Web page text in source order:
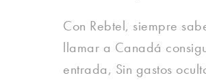
Con Rebtel, siempre
llamar a Canadá
entrada, Sin gastos